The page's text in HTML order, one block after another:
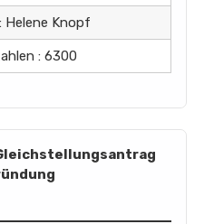
Helene Knopf
: 6300